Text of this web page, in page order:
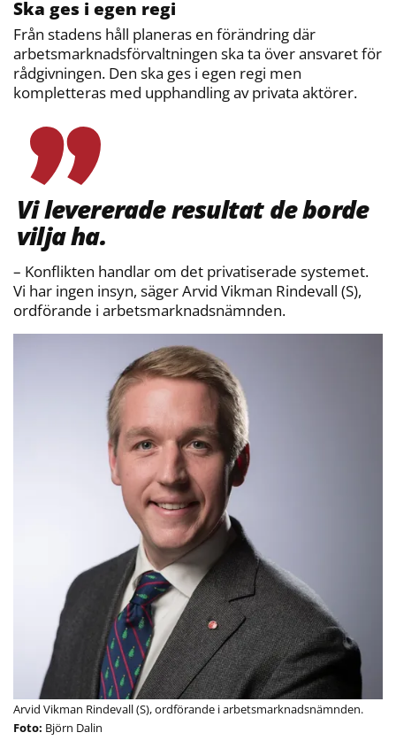
Ska ges i egen regi
Från stadens håll planeras en förändring där
arbetsmarknadsförvaltningen ska ta över ansvaret för
rådgivningen. Den ska ges i egen regi men
kompletteras med upphandling av privata aktörer.
Vi levererade resultat de borde
vilja ha.
– Konflikten handlar om det privatiserade systemet.
Vi har ingen insyn, säger Arvid Vikman Rindevall (S),
ordförande i arbetsmarknadsnämnden.
Arvid Vikman Rindevall (S), ordförande i arbetsmarknadsnämnden.
Björn Dalin